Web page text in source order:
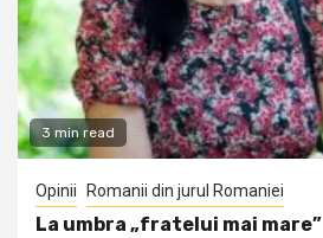
3 min read
Opinii Romanii din jurul Romaniei
La umbra „fratelui mai mare”